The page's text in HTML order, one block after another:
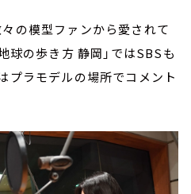
の模型ファンから愛されて
球の歩き方 静岡」ではSBSも
プラモデルの場所でコメント